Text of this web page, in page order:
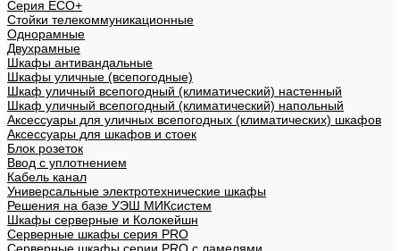
Серия ECO+
Стойки телекоммуникационные
Однорамные
Двухрамные
Шкафы антивандальные
Шкафы уличные (всепогодные)
Шкаф уличный всепогодный (климатический) настенный
Шкаф уличный всепогодный (климатический) напольный
Аксессуары для уличных всепогодных (климатических) шкафов
Аксессуары для шкафов и стоек
Блок розеток
Ввод с уплотнением
Кабель канал
Универсальные электротехнические шкафы
Решения на базе УЭШ МИКсистем
Шкафы серверные и Колокейшн
Серверные шкафы серия PRO